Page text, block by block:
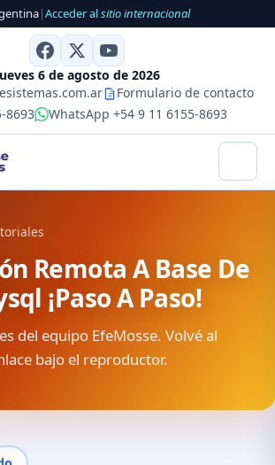
|Acceder alsitio internacional
6 de agosto de 2026
Formulario de contacto
8693
WhatsApp +54 9 11 6155-8693
Remota A Base De
¡Paso A Paso!
del equipo EfeMosse. Volvé al
bajo el reproductor.